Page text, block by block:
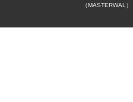
（MASTERWAL）